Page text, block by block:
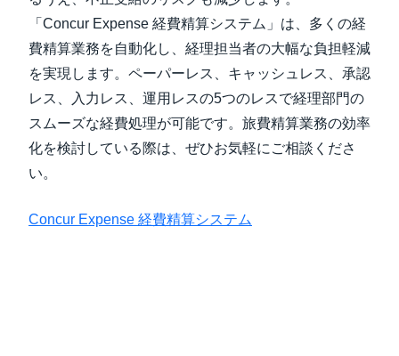
「Concur Expense 経費精算システム」は、多くの経
費精算業務を自動化し、経理担当者の大幅な負担軽減
を実現します。ペーパーレス、キャッシュレス、承認
レス、入力レス、運用レスの5つのレスで経理部門の
スムーズな経費処理が可能です。旅費精算業務の効率
化を検討している際は、ぜひお気軽にご相談くださ
い。
Concur Expense 経費精算システム